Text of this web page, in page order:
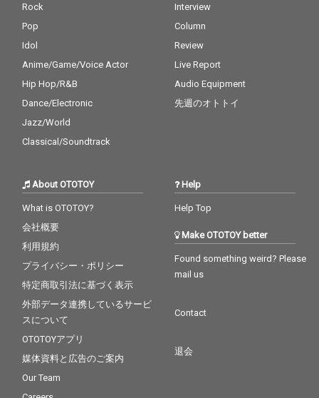
Rock
Pop
Idol
Anime/Game/Voice Actor
Hip Hop/R&B
Dance/Electronic
Jazz/World
Classical/Soundtrack
Interview
Column
Review
Live Report
Audio Equipment
先週のオトトイ
About OTOTOY
What is OTOTOY?
会社概要
利用規約
プライバシー・ポリシー
特定商取引法に基づく表示
外部データ連携しているサービ
スについて
OTOTOYアプリ
媒体資料と広告のご案内
Our Team
Help
Help Top
Make OTOTOY better
Found something weird? Please
mail us
Contact
退会